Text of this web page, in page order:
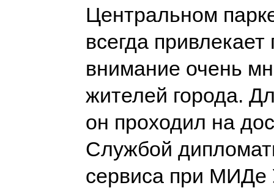
Центральном
всегда
внимание очень
жителей города.
он проходил на
Службой
сервиса при МИДе